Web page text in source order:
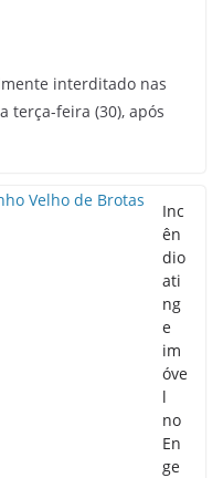
interditado nas
terça-feira (30), após
Inc
ên
dio
ati
ng
e
im
óve
l
no
En
ge